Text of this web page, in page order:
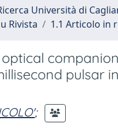
Università di
Rivista
1.1 Articolo in
pulsar
;